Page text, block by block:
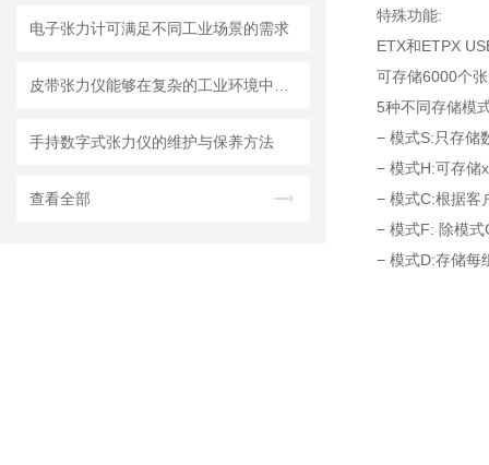
电子张力计可满足不同工业场景的需求
手持数字式张力仪的维护与保养方法
查看全部
特殊功能:
ETX和ETPX
可存储6000个
5种不同存储模
− 模式S:只存储
− 模式H:可存储
− 模式C:根据客
− 模式F: 除模式
− 模式D:存储每